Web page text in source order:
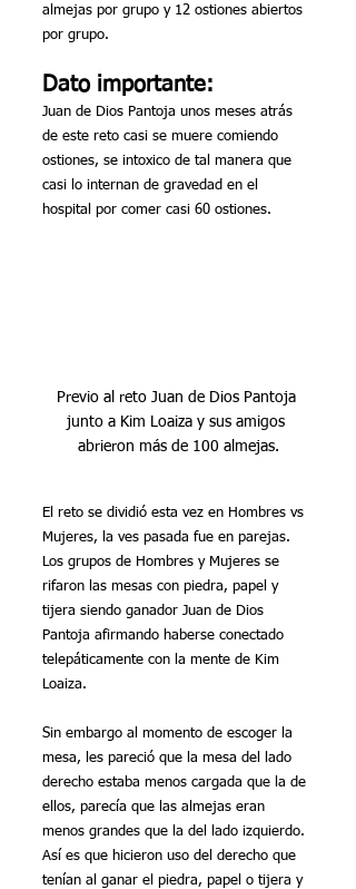
almejas por grupo y 12 ostiones abiertos
por grupo.
Dato importante:
Juan de Dios Pantoja unos meses atrás
de este reto casi se muere comiendo
ostiones, se intoxico de tal manera que
casi lo internan de gravedad en el
hospital por comer casi 60 ostiones.
Previo al reto Juan de Dios Pantoja
junto a Kim Loaiza y sus amigos
abrieron más de 100 almejas.
El reto se dividió esta vez en Hombres vs
Mujeres, la ves pasada fue en parejas.
Los grupos de Hombres y Mujeres se
rifaron las mesas con piedra, papel y
tijera siendo ganador Juan de Dios
Pantoja afirmando haberse conectado
telepáticamente con la mente de Kim
Loaiza.
Sin embargo al momento de escoger la
mesa, les pareció que la mesa del lado
derecho estaba menos cargada que la de
ellos, parecía que las almejas eran
menos grandes que la del lado izquierdo.
Así es que hicieron uso del derecho que
tenían al ganar el piedra, papel o tijera y